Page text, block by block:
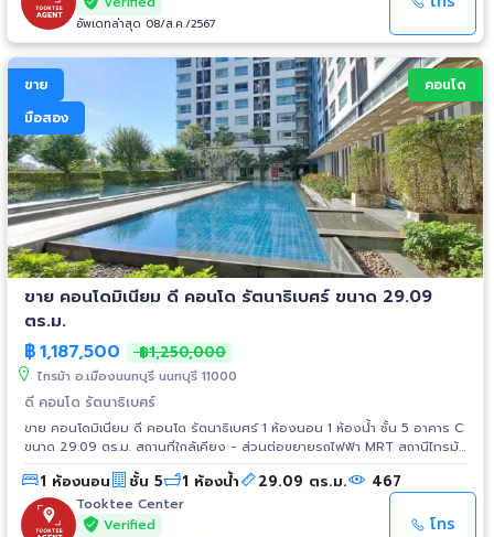
อัพเดทล่าสุด 08/ส.ค./2567
ขาย
มือสอง
คอนโด
ขาย คอนโดมิเนียม ดี คอนโด รัตนาธิเบศร์ ขนาด 29.09
ตร.ม.
฿1,187,500 ฿1,250,000
ไทรม้า อ.เมืองนนทบุรี นนทบุรี 11000
ดี คอนโด รัตนาธิเบศร์
ขาย คอนโดมิเนียม ดี คอนโด รัตนาธิเบศร์ 1 ห้องนอน 1 ห้องน้ำ ชั้น 5 อาคาร C
ขนาด 29.09 ตร.ม. สถานที่ใกล้เคียง - ส่วนต่อขยายรถไฟฟ้า MRT สถานีไทรม้า
- สะพานพระนั่งเกล้า - ห้างสรรพสินค้าเซ็นทรัล ทาวน์ - ห้างสรรพสินค้า เอส
พลานาด
1 ห้องนอน ชั้น 5 1 ห้องน้ำ 29.09 ตร.ม. 467
Tooktee Center
Verified
โทร